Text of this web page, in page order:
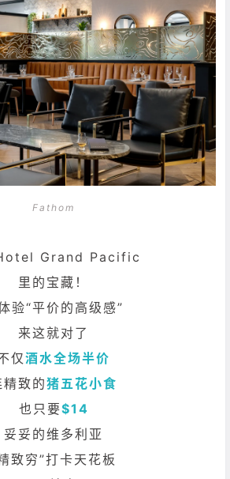
Fathom
Grand Pacific
里的宝藏！
验“平价的高级感”
来这就对了
仅酒水全场半价
精致的猪五花小食
也只要$14
妥妥的维多利亚
致穷”打卡天花板